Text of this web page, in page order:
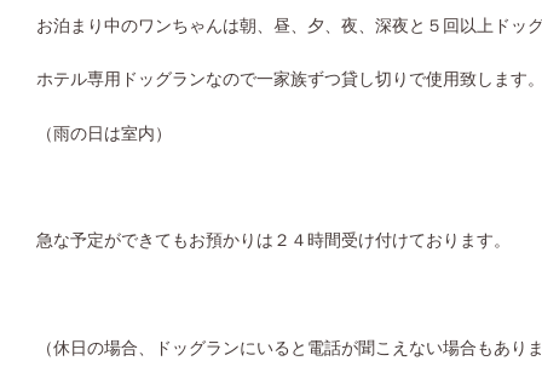
お泊まり中のワンちゃんは朝、昼、夕、夜、深夜と５回以上ドッ
ホテル専用ドッグランなので一家族ずつ貸し切りで使用致します
（雨の日は室内）
急な予定ができてもお預かりは２４時間受け付けております。
（休日の場合、ドッグランにいると電話が聞こえない場合もあり